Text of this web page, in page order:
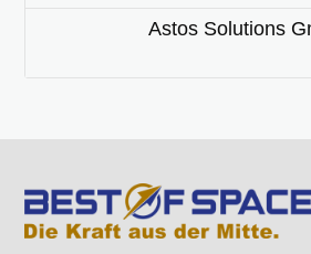
Astos Solutions